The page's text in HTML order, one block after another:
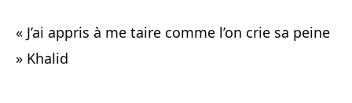
« J’ai appris à me taire comme l’on crie sa peine
» Khalid